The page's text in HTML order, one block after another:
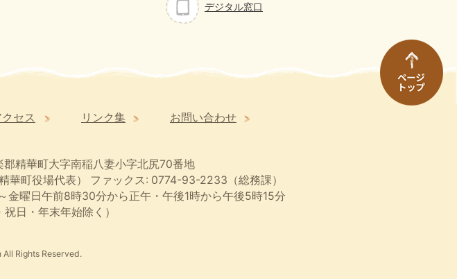
デジタル窓口
セス リンク集 お問い合わせ
郡精華町大字南稲八妻小字北尻70番地
華町役場代表） ファックス: 0774-93-2233（総務課）
金曜日午前8時30分から正午・午後1時から午後5時15分
祝日・年末年始除く）
Rights Reserved.